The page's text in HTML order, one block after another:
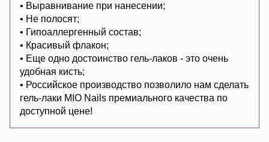
• Выравнивание при нанесении;
• Не полосят;
• Гипоаллергенный состав;
• Красивый флакон;
• Еще одно достоинство гель-лаков - это очень
удобная кисть;
• Российское производство позволило нам сделать
гель-лаки MIO Nails премиального качества по
доступной цене!